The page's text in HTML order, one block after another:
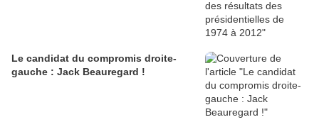
Le candidat du compromis droite-
gauche : Jack Beauregard !